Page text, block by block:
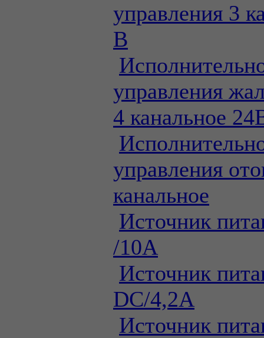
управления 3
В
управления
4 канальное
управления
канальное
Источник
/10А
Источник
DC/4,2А
Источник